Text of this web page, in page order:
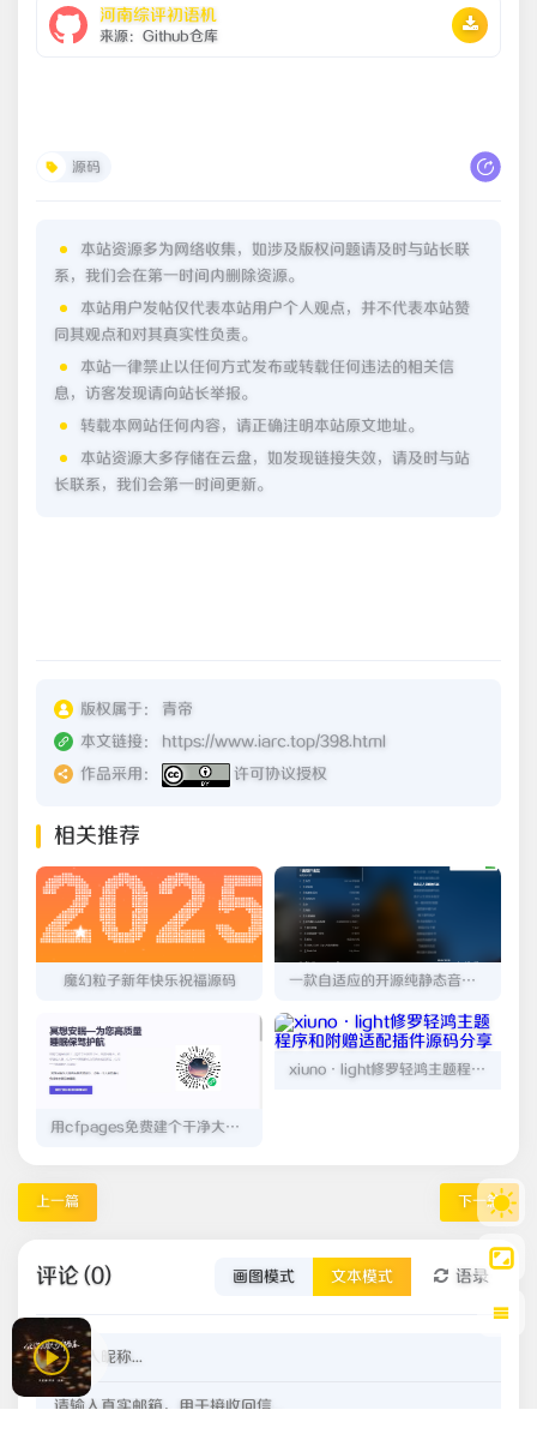
河南综评初语机
来源：Github仓库
源码
本站资源多为网络收集，如涉及版权问题请及时与站长联
系，我们会在第一时间内删除资源。
本站用户发帖仅代表本站用户个人观点，并不代表本站赞
同其观点和对其真实性负责。
本站一律禁止以任何方式发布或转载任何违法的相关信
息，访客发现请向站长举报。
转载本网站任何内容，请正确注明本站原文地址。
本站资源大多存储在云盘，如发现链接失效，请及时与站
长联系，我们会第一时间更新。
版权属于：
青帝
本文链接：
https://www.iarc.top/398.html
作品采用：
许可协议授权
相关推荐
魔幻粒子新年快乐祝福源码 一款自适应的开源纯静态音乐播放器
用cfpages免费建个干净大气的程序介绍页[附源码]
xiuno·light修罗轻鸿主题程序和附赠适配插件源码分享
上一篇 下一篇
评论 (0) 画图模式 文本模式 语录